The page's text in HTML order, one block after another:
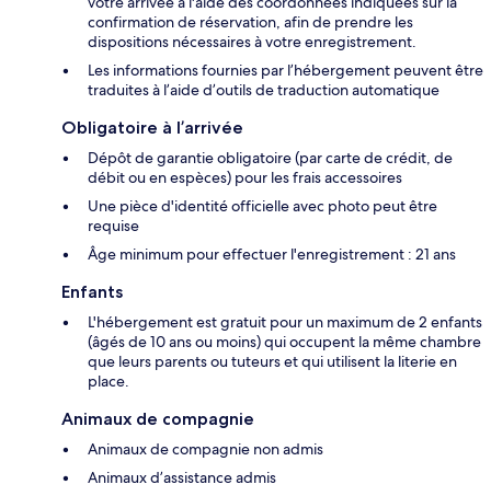
confirmation de réservation, afin de prendre les
dispositions nécessaires à votre enregistrement.
Les informations fournies par l’hébergement peuvent être
traduites à l’aide d’outils de traduction automatique
Obligatoire à l’arrivée
Dépôt de garantie obligatoire (par carte de crédit, de
débit ou en espèces) pour les frais accessoires
Une pièce d'identité officielle avec photo peut être
requise
Âge minimum pour effectuer l'enregistrement : 21 ans
Enfants
L'hébergement est gratuit pour un maximum de 2 enfants
(âgés de 10 ans ou moins) qui occupent la même chambre
que leurs parents ou tuteurs et qui utilisent la literie en
place.
Animaux de compagnie
Animaux de compagnie non admis
Animaux d’assistance admis